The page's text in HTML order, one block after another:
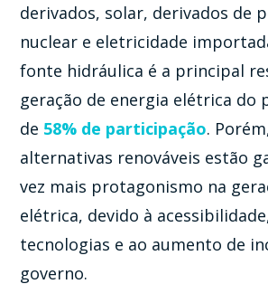
derivados, solar, derivados de
nuclear e eletricidade
fonte hidráulica é a principal
geração de energia elétrica do
de 58% de participação.
alternativas renováveis estão
vez mais protagonismo na
elétrica, devido à
tecnologias e ao aumento de
governo.